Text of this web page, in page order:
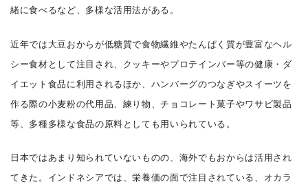
緒に食べるなど、多様な活用法がある。
近年では大豆おからが低糖質で食物繊維やたんぱく質が豊富なヘル
シー食材として注目され、クッキーやプロテインバー等の健康・ダ
イエット食品に利用されるほか、ハンバーグのつなぎやスイーツを
作る際の小麦粉の代用品、練り物、チョコレート菓子やワサビ製品
等、多種多様な食品の原料としても用いられている。
日本ではあまり知られていないものの、海外でもおからは活用され
てきた。インドネシアでは、栄養価の面で注目されている、オカラ